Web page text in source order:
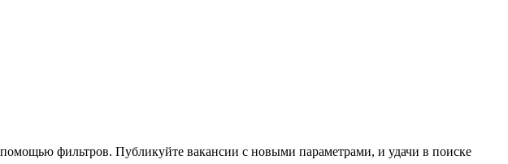
фильтров. Публикуйте вакансии с новыми параметрами, и удачи в поиске